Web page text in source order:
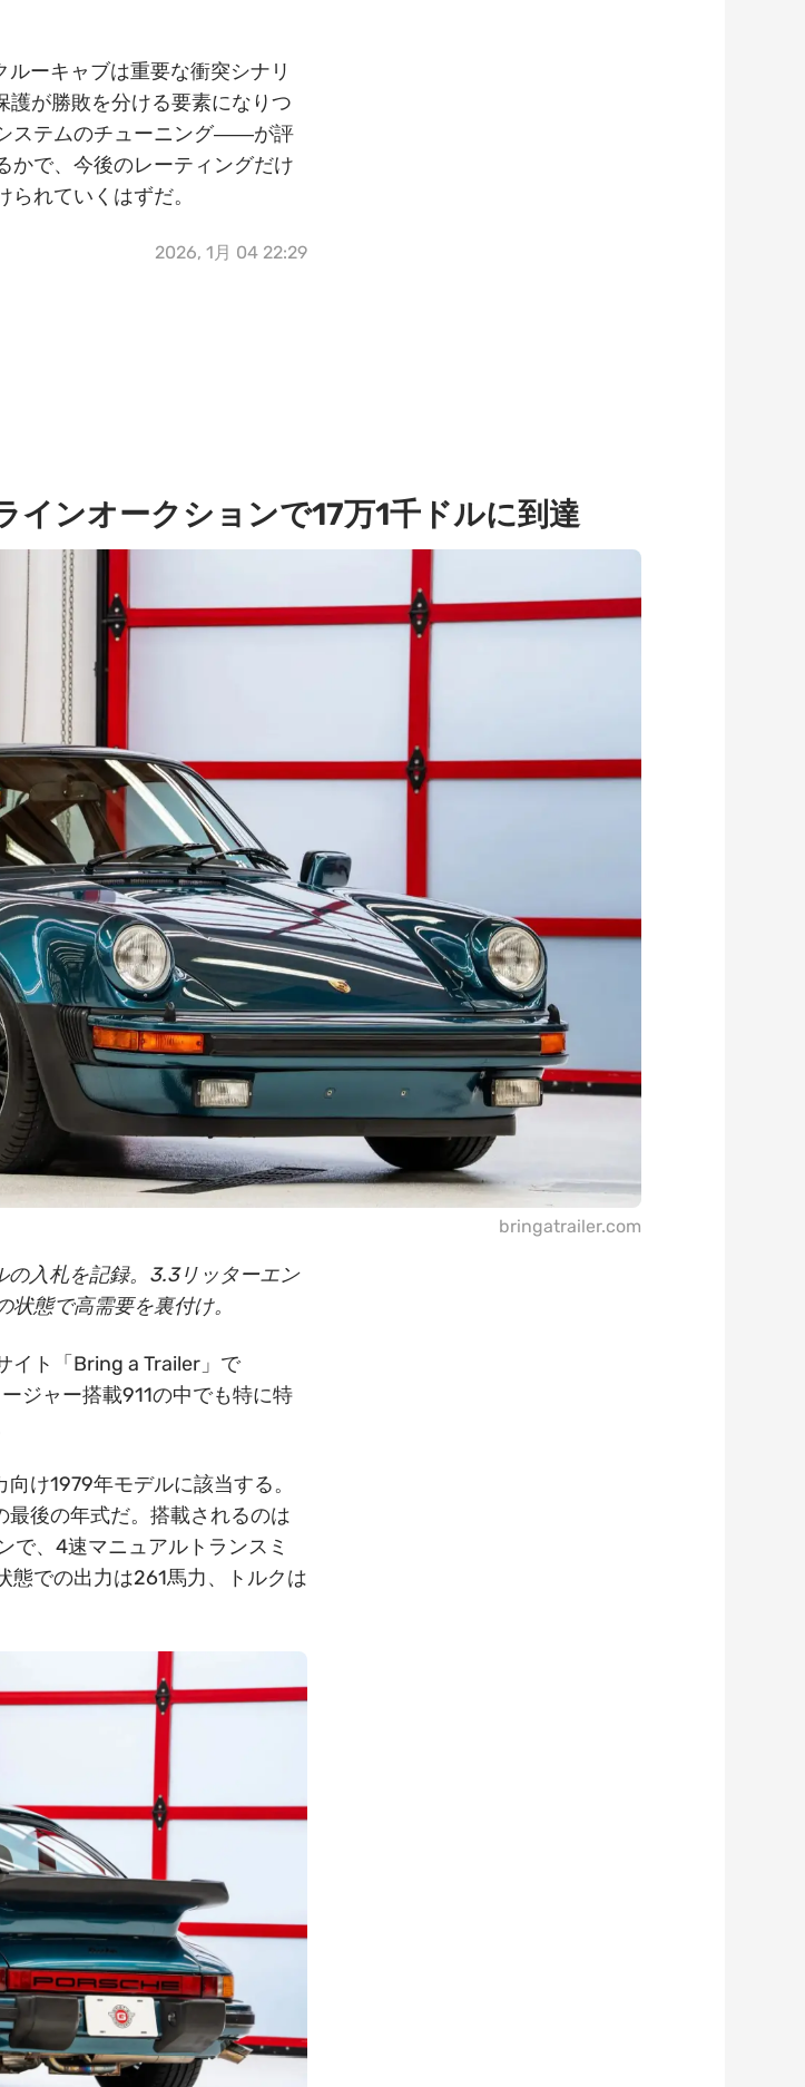
ーキャブは重要な衝突シナリ
護が勝敗を分ける要素になりつ
ステムのチューニング――が評
かで、今後のレーティングだけ
れていくはずだ。
2026, 1月 04 22:29
ンオークションで17万1千ドルに到達
bringatrailer.com
の入札を記録。3.3リッターエン
態で高需要を裏付け。
イト「Bring a Trailer」で
ジャー搭載911の中でも特に特
け1979年モデルに該当する。
後の年式だ。搭載されるのは
で、4速マニュアルトランスミ
態での出力は261馬力、トルクは